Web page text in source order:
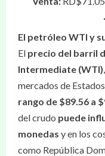
El petróleo WTI y
El precio del barril
Intermediate (WTI)
mercados de
rango de $89.56 a
del crudo puede
monedas y en los
como República